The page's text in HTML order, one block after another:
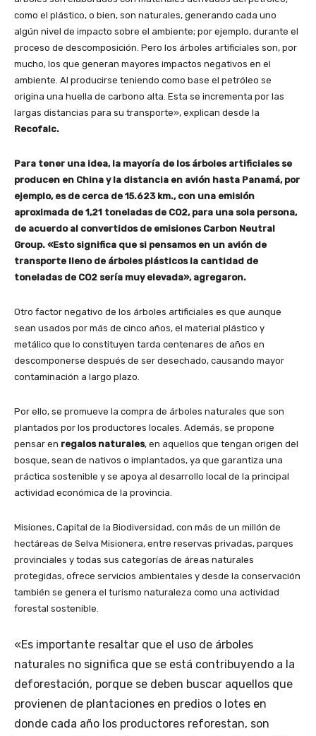
como el plástico, o bien, son naturales, generando cada uno
algún nivel de impacto sobre el ambiente; por ejemplo, durante el
proceso de descomposición. Pero los árboles artificiales son, por
mucho, los que generan mayores impactos negativos en el
ambiente. Al producirse teniendo como base el petróleo se
origina una huella de carbono alta. Esta se incrementa por las
largas distancias para su transporte», explican desde la
Recofalc.
Para tener una idea, la mayoría de los árboles artificiales se
producen en China y la distancia en avión hasta Panamá, por
ejemplo, es de cerca de 15.623 km., con una emisión
aproximada de 1,21 toneladas de CO2, para una sola persona,
de acuerdo al convertidos de emisiones Carbon Neutral
Group. «Esto significa que si pensamos en un avión de
transporte lleno de árboles plásticos la cantidad de
toneladas de CO2 sería muy elevada», agregaron.
Otro factor negativo de los árboles artificiales es que aunque
sean usados por más de cinco años, el material plástico y
metálico que lo constituyen tarda centenares de años en
descomponerse después de ser desechado, causando mayor
contaminación a largo plazo.
Por ello, se promueve la compra de árboles naturales que son
plantados por los productores locales. Además, se propone
pensar en regalos naturales, en aquellos que tengan origen del
bosque, sean de nativos o implantados, ya que garantiza una
práctica sostenible y se apoya al desarrollo local de la principal
actividad económica de la provincia.
Misiones, Capital de la Biodiversidad, con más de un millón de
hectáreas de Selva Misionera, entre reservas privadas, parques
provinciales y todas sus categorías de áreas naturales
protegidas, ofrece servicios ambientales y desde la conservación
también se genera el turismo naturaleza como una actividad
forestal sostenible.
«Es importante resaltar que el uso de árboles
naturales no significa que se está contribuyendo a la
deforestación, porque se deben buscar aquellos que
provienen de plantaciones en predios o lotes en
donde cada año los productores reforestan, son